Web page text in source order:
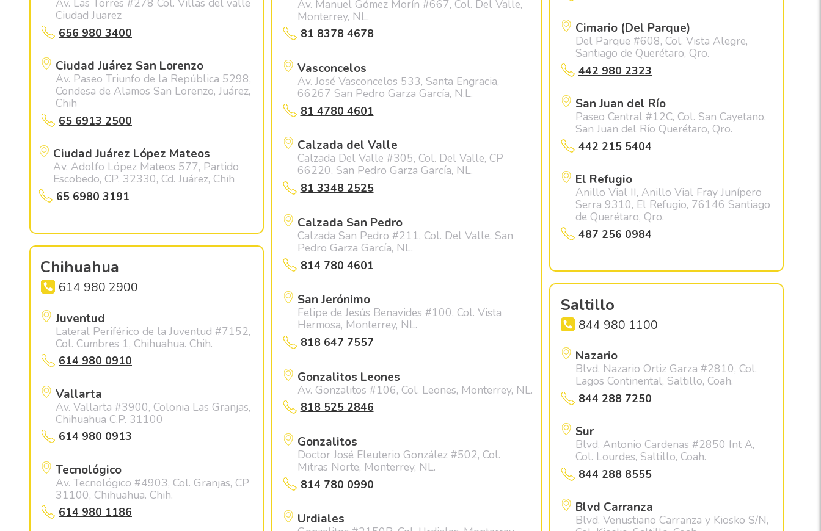
Av. Las Torres #278 Col. Villas del valle
Ciudad Juarez
656 980 3400
Ciudad Juárez San Lorenzo
Av. Paseo Triunfo de la República 5298,
Condesa de Alamos San Lorenzo, Juárez,
Chih
65 6913 2500
Ciudad Juárez López Mateos
Av. Adolfo López Mateos 577, Partido
Escobedo, CP. 32330, Cd. Juárez, Chih
65 6980 3191
Chihuahua
614 980 2900
Juventud
Lateral Periférico de la Juventud #7152,
Col. Cumbres 1, Chihuahua. Chih.
614 980 0910
Vallarta
Av. Vallarta #3900, Colonia Las Granjas,
Chihuahua C.P. 31100
614 980 0913
Tecnológico
Av. Tecnológico #4903, Col. Granjas, CP
31100, Chihuahua. Chih.
614 980 1186
Av. Manuel Gómez Morín #667, Col. Del Valle,
Monterrey, NL.
81 8378 4678
Vasconcelos
Av. José Vasconcelos 533, Santa Engracia,
66267 San Pedro Garza García, N.L.
81 4780 4601
Calzada del Valle
Calzada Del Valle #305, Col. Del Valle, CP
66220, San Pedro Garza García, NL.
81 3348 2525
Calzada San Pedro
Calzada San Pedro #211, Col. Del Valle, San
Pedro Garza García, NL.
814 780 4601
San Jerónimo
Felipe de Jesús Benavides #100, Col. Vista
Hermosa, Monterrey, NL.
818 647 7557
Gonzalitos Leones
Av. Gonzalitos #106, Col. Leones, Monterrey, NL.
818 525 2846
Gonzalitos
Doctor José Eleuterio González #502, Col.
Mitras Norte, Monterrey, NL.
814 780 0990
Urdiales
Cimario (Del Parque)
Del Parque #608, Col. Vista Alegre,
Santiago de Querétaro, Qro.
442 980 2323
San Juan del Río
Paseo Central #12C, Col. San Cayetano,
San Juan del Río Querétaro, Qro.
442 215 5404
El Refugio
Anillo Vial II, Anillo Vial Fray Junípero
Serra 9310, El Refugio, 76146 Santiago
de Querétaro, Qro.
487 256 0984
Saltillo
844 980 1100
Nazario
Blvd. Nazario Ortiz Garza #2810, Col.
Lagos Continental, Saltillo, Coah.
844 288 7250
Sur
Blvd. Antonio Cardenas #2850 Int A,
Col. Lourdes, Saltillo, Coah.
844 288 8555
Blvd Carranza
Blvd. Venustiano Carranza y Kiosko S/N,